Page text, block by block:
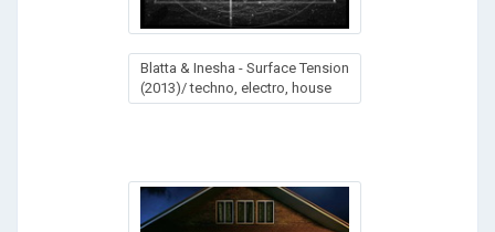
Blatta & Inesha - Surface Tension
(2013)/ techno, electro, house